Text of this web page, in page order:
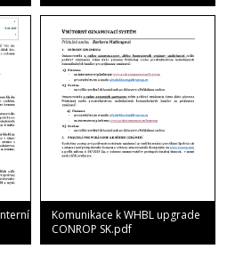
Komunikace k WHBL upgrade
CONROP SK.pdf